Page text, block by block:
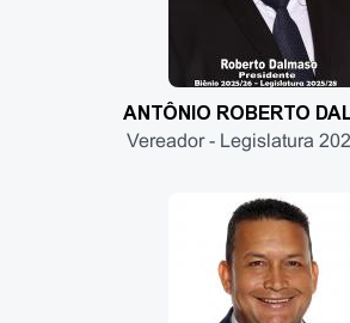
ANTÔNIO ROBERTO
Vereador - Legislatura